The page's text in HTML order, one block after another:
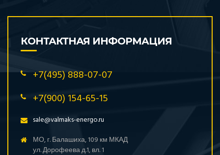
КОНТАКТНАЯ ИНФОРМАЦИЯ
+7(495) 888-07-07
+7(900) 154-65-15
sale@valmaks-energo.ru
МО, г. Балашиха, 109 км МКАД
ул. Дорофеева д.1, вл. 1